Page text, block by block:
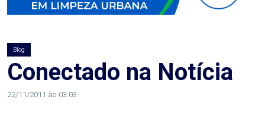
AGOSTO
ALEGRIA
ALRN
Blog
Conectado na Notícia
22/11/2011 às 03:03